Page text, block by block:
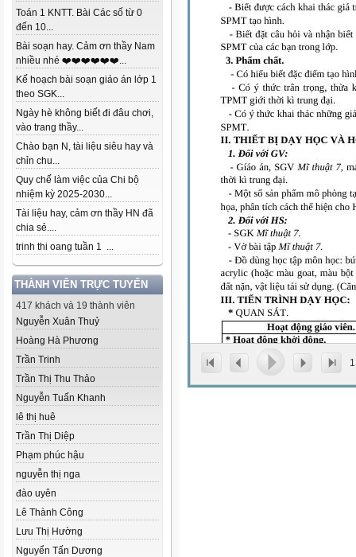
Toán 1 KNTT. Bài Các số từ 0
đến 10...
Bài soạn hay. Cảm ơn thầy Nam
nhiều nhé ❤️❤️❤️❤️❤️❤️...
Kế hoạch bài soạn giáo án lớp 1
theo SGK...
Ngày hè không biết đi đâu chơi,
vào trang thầy...
Chào bạn N, tài liệu siêu hay và
chỉn chu...
Quy chế làm việc của Chi bộ
nhiệm kỳ 2025-2030...
Tài liệu hay, cảm ơn thầy HN đã
chia sẻ....
trinh thi oang tuần 1 ...
THÀNH VIÊN TRỰC TUYẾN
417 khách và 19 thành viên
Nguyễn Xuân Thuỷ
Hoàng Hà Phương
Trần Trinh
Trần Thị Thu Thảo
Nguyễn Tuấn Khanh
lê thị huê
Trần Thị Diệp
Phạm phúc hậu
nguyễn thị nga
đào uyên
Lê Thành Công
Lưu Thị Hường
Nguyển Tấn Dương
1